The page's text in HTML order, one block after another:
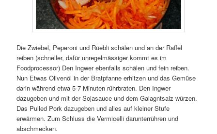
Die Zwiebel, Peperoni und Rüebli schälen und an der Raffel
reiben (schneller, dafür unregelmässiger kommt es im
Foodprocessor) Den Ingwer ebenfalls schälen und fein reiben.
Nun Etwas Olivenöl in der Bratpfanne erhitzen und das Gemüse
darin während etwa 5-7 Minuten rührbraten. Den Ingwer
dazugeben und mit der Sojasauce und dem Galagntsalz würzen.
Das Pulled Pork dazugeben und alles auf kleiner Stufe
erwärmen. Zum Schluss die Vermicelli darunterrühren und
abschmecken.